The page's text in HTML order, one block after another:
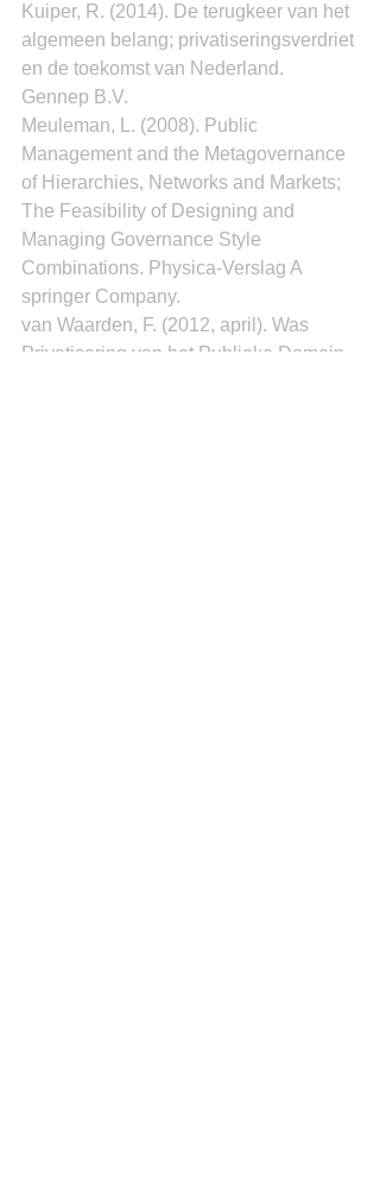
Kuiper, R. (2014). De terugkeer van het
algemeen belang; privatiseringsverdriet
en de toekomst van Nederland.
Gennep B.V.
Meuleman, L. (2008). Public
Management and the Metagovernance
of Hierarchies, Networks and Markets;
The Feasibility of Designing and
Managing Governance Style
Combinations. Physica-Verslag A
springer Company.
van Waarden, F. (2012, april). Was
Privatisering van het Publieke Domein